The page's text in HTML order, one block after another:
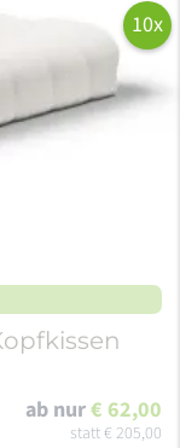
in Ihrem
auch
10x
ab nur€ 62,00
statt€ 205,00